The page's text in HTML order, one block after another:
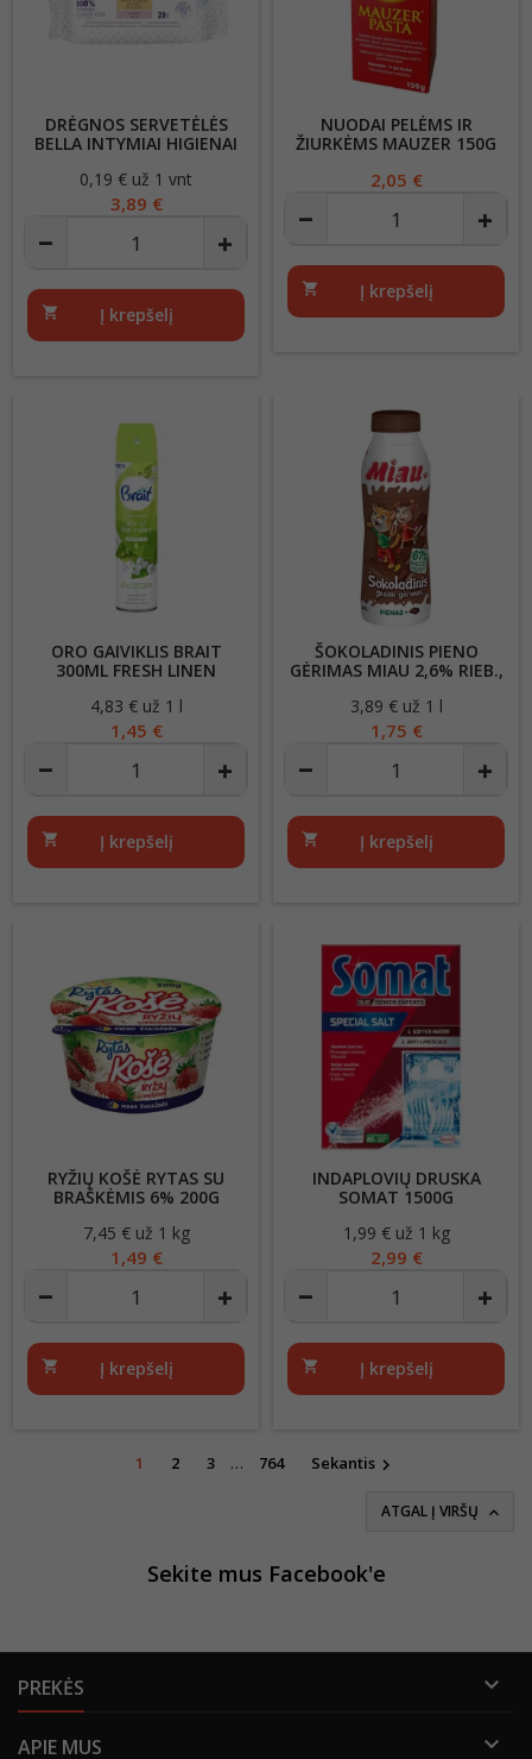
DRĖGNOS SERVETĖLĖS
BELLA INTYMIAI HIGIENAI
Kaina
0,19 € už 1 vnt
3,89 €
shopping_cart Į krepšelį
NUODAI PELĖMS IR
ŽIURKĖMS MAUZER 150G
Kaina
2,05 €
shopping_cart Į krepšelį
ORO GAIVIKLIS BRAIT
300ML FRESH LINEN
Kaina
4,83 € už 1 l
1,45 €
shopping_cart Į krepšelį
ŠOKOLADINIS PIENO
GĖRIMAS MIAU 2,6% RIEB.,
Kaina
3,89 € už 1 l
1,75 €
shopping_cart Į krepšelį
RYŽIŲ KOŠĖ RYTAS SU
BRAŠKĖMIS 6% 200G
Kaina
7,45 € už 1 kg
1,49 €
shopping_cart Į krepšelį
INDAPLOVIŲ DRUSKA
SOMAT 1500G
Kaina
1,99 € už 1 kg
2,99 €
shopping_cart Į krepšelį
1 2 3 … 764 Sekantis 
ATGAL Į VIRŠŲ 
Sekite mus Facebook'e
PREKĖS 
APIE MUS 